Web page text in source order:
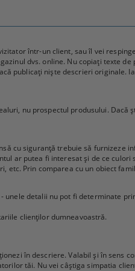
într-un client, sau îl vei
dvs. online. Nu copiați texte de
publicați niște descrieri originale.
nu prospectul produsului. Dacă
cu siguranță trebuie să furnizeze
ar putea fi interesat și de ce culori
etc. Prin comparea cu un obiect
unele detalii nu pot fi determinate
clienților dumneavoastră.
în descriere. Valabil și în sens
tăi. Nu vei câștiga simpatia